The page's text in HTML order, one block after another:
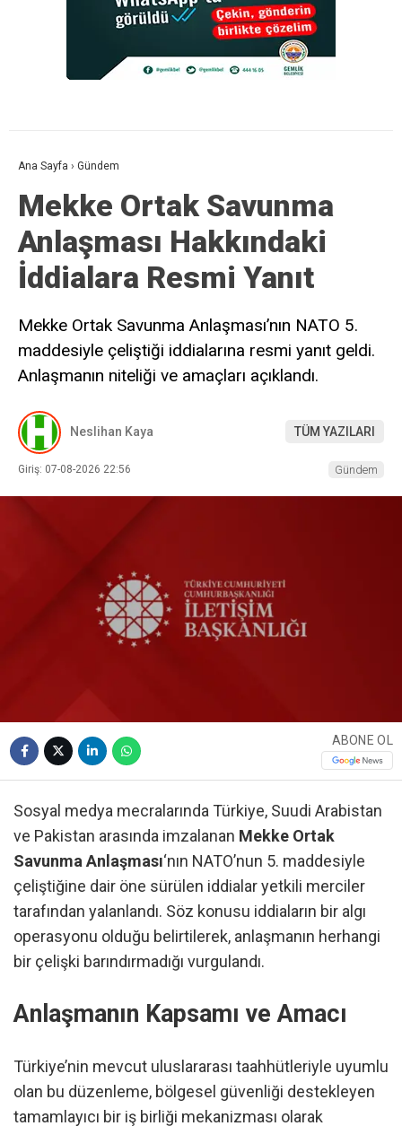
Ana Sayfa › Gündem
Mekke Ortak Savunma
Anlaşması Hakkındaki
İddialara Resmi Yanıt
Mekke Ortak Savunma Anlaşması’nın NATO 5.
maddesiyle çeliştiği iddialarına resmi yanıt geldi.
Anlaşmanın niteliği ve amaçları açıklandı.
Neslihan Kaya TÜM YAZILARI
Giriş: 07-08-2026 22:56 Gündem
ABONE OL
Sosyal medya mecralarında Türkiye, Suudi Arabistan
ve Pakistan arasında imzalanan Mekke Ortak
Savunma Anlaşması‘nın NATO’nun 5. maddesiyle
çeliştiğine dair öne sürülen iddialar yetkili merciler
tarafından yalanlandı. Söz konusu iddiaların bir algı
operasyonu olduğu belirtilerek, anlaşmanın herhangi
bir çelişki barındırmadığı vurgulandı.
Anlaşmanın Kapsamı ve Amacı
Türkiye’nin mevcut uluslararası taahhütleriyle uyumlu
olan bu düzenleme, bölgesel güvenliği destekleyen
tamamlayıcı bir iş birliği mekanizması olarak